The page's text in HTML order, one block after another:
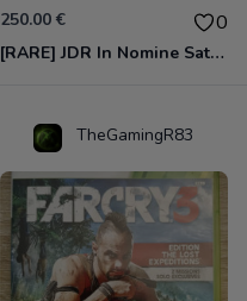
250.00 € 0
[RARE] JDR In Nomine Satanis / Magna Veritas – 1ère Édition BOÎTE (DOS BLANC, 1989) - CROC / Siroz
TheGamingR83